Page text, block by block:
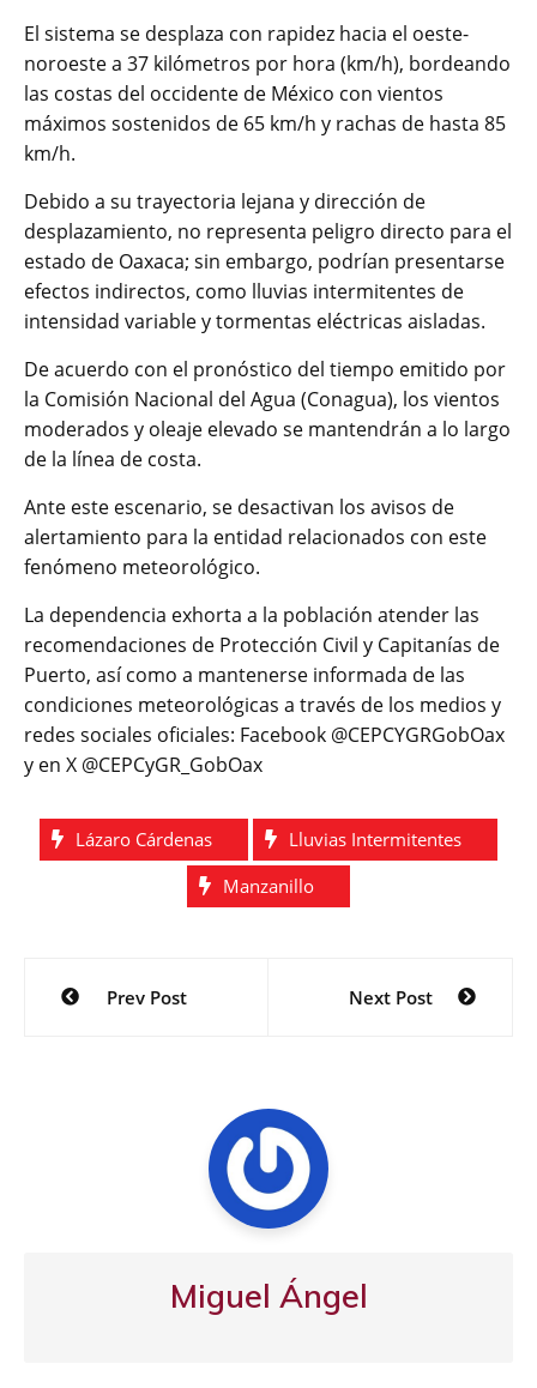
El sistema se desplaza con rapidez hacia el oeste-
noroeste a 37 kilómetros por hora (km/h), bordeando
las costas del occidente de México con vientos
máximos sostenidos de 65 km/h y rachas de hasta 85
km/h.
Debido a su trayectoria lejana y dirección de
desplazamiento, no representa peligro directo para el
estado de Oaxaca; sin embargo, podrían presentarse
efectos indirectos, como lluvias intermitentes de
intensidad variable y tormentas eléctricas aisladas.
De acuerdo con el pronóstico del tiempo emitido por
la Comisión Nacional del Agua (Conagua), los vientos
moderados y oleaje elevado se mantendrán a lo largo
de la línea de costa.
Ante este escenario, se desactivan los avisos de
alertamiento para la entidad relacionados con este
fenómeno meteorológico.
La dependencia exhorta a la población atender las
recomendaciones de Protección Civil y Capitanías de
Puerto, así como a mantenerse informada de las
condiciones meteorológicas a través de los medios y
redes sociales oficiales: Facebook @CEPCYGRGobOax
y en X @CEPCyGR _GobOax
Lázaro Cárdenas
Lluvias Intermitentes
Manzanillo
Navegación
Prev Post Next Post
Miguel Ángel